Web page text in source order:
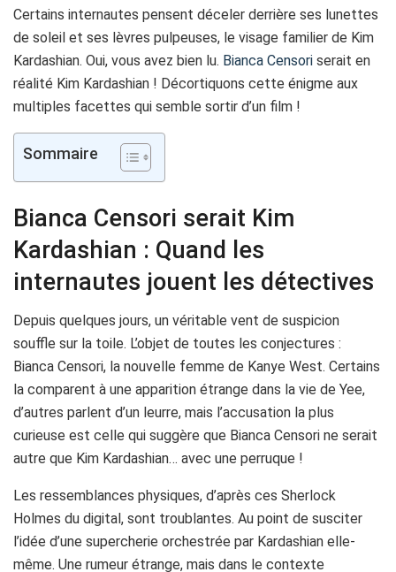
Certains internautes pensent déceler derrière ses lunettes
de soleil et ses lèvres pulpeuses, le visage familier de Kim
Kardashian. Oui, vous avez bien lu. Bianca Censori serait en
réalité Kim Kardashian ! Décortiquons cette énigme aux
multiples facettes qui semble sortir d’un film !
Sommaire
Bianca Censori serait Kim
Kardashian : Quand les
internautes jouent les détectives
Depuis quelques jours, un véritable vent de suspicion
souffle sur la toile. L’objet de toutes les conjectures :
Bianca Censori, la nouvelle femme de Kanye West. Certains
la comparent à une apparition étrange dans la vie de Yee,
d’autres parlent d’un leurre, mais l’accusation la plus
curieuse est celle qui suggère que Bianca Censori ne serait
autre que Kim Kardashian… avec une perruque !
Les ressemblances physiques, d’après ces Sherlock
Holmes du digital, sont troublantes. Au point de susciter
l’idée d’une supercherie orchestrée par Kardashian elle-
même. Une rumeur étrange, mais dans le contexte